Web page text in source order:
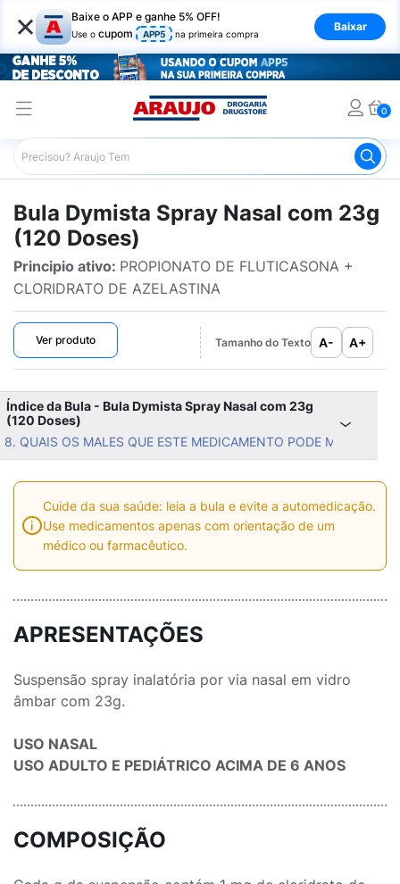
× Baixe o APP e ganhe 5% OFF!
Use o cupom APP5 na primeira compra
Baixar
0
Araujo Bulário Araujo Dymista Spray Nasal com 23g
Bula Dymista Spray Nasal com 23g
(120 Doses)
Principio ativo: PROPIONATO DE FLUTICASONA +
CLORIDRATO DE AZELASTINA
Ver produto Tamanho do Texto A- A+
Índice da Bula - Bula Dymista Spray Nasal com 23g
(120 Doses)
8. QUAIS OS MALES QUE ESTE MEDICAMENTO PODE ME
Cuide da sua saúde: leia a bula e evite a automedicação.
Use medicamentos apenas com orientação de um
médico ou farmacêutico.
APRESENTAÇÕES
Suspensão spray inalatória por via nasal em vidro
âmbar com 23g.
USO NASAL
USO ADULTO E PEDIÁTRICO ACIMA DE 6 ANOS
COMPOSIÇÃO